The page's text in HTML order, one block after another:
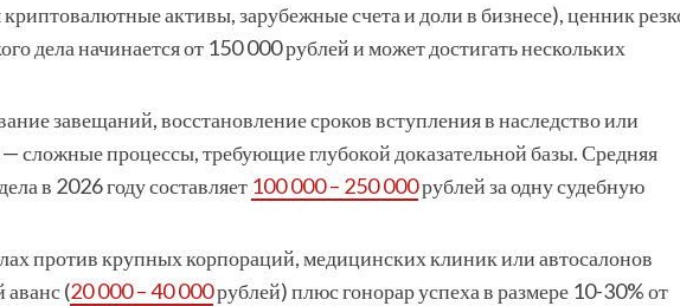
активы, зарубежные счета и доли в бизнесе), ценник
дела начинается от 150 000 рублей и может достигать нескольких
завещаний, восстановление сроков вступления в наследство или
сложные процессы, требующие глубокой доказательной базы. Средняя
в 2026 году составляет 100 000 – 250 000рублей за одну судебную
против крупных корпораций, медицинских клиник или автосалонов
аванс (20 000 – 40 000рублей) плюс гонорар успеха в размере 10-30% от